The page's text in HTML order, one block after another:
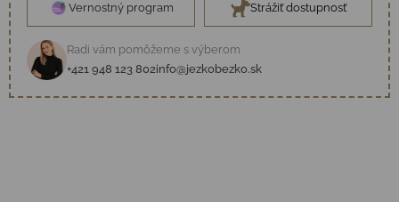
Vernostný program Strážiť dostupnosť
Radi vám pomôžeme s výberom
+421 948 123 802info@jezkobezko.sk